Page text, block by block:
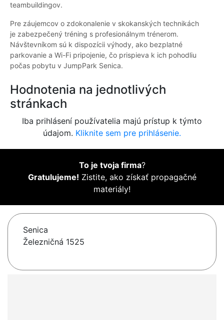
teambuildingov.
Pre záujemcov o zdokonalenie v skokanských technikách
je zabezpečený tréning s profesionálnym trénerom.
Návštevníkom sú k dispozícii výhody, ako bezplatné
parkovanie a Wi-Fi pripojenie, čo prispieva k ich pohodliu
počas pobytu v JumpPark Senica.
Hodnotenia na jednotlivých
stránkach
Iba prihlásení používatelia majú prístup k týmto
údajom. Kliknite sem pre prihlásenie.
To je tvoja firma?
Gratulujeme! Zistite, ako získať propagačné
materiály!
Senica
Železničná 1525